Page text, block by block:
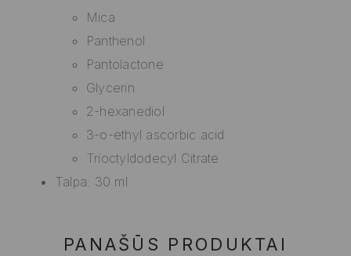
Mica
Panthenol
Pantolactone
Glycerin
2-hexanediol
3-o-ethyl ascorbic acid
Trioctyldodecyl Citrate
Talpa: 30 ml
PANAŠŪS PRODUKTAI